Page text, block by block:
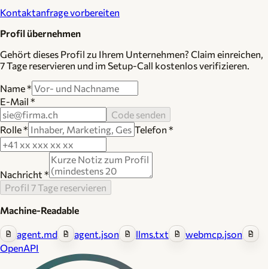
Kontaktanfrage vorbereiten
Profil übernehmen
Gehört dieses Profil zu Ihrem Unternehmen? Claim einreichen,
7 Tage reservieren und im Setup-Call kostenlos verifizieren.
Name*
E-Mail *
Code senden
Rolle* Telefon *
Nachricht *
Profil 7 Tage reservieren
Machine-Readable
agent.md agent.json llms.txt
webmcp.json
OpenAPI